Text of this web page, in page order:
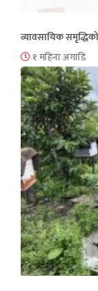
व्यावसायिक
१ महिना अगाडि